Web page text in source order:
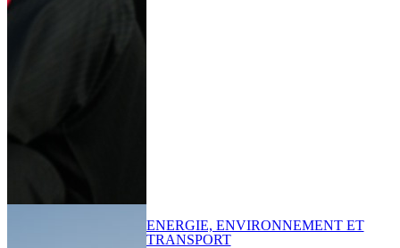
ENERGIE, ENVIRONNEMENT ET
TRANSPORT